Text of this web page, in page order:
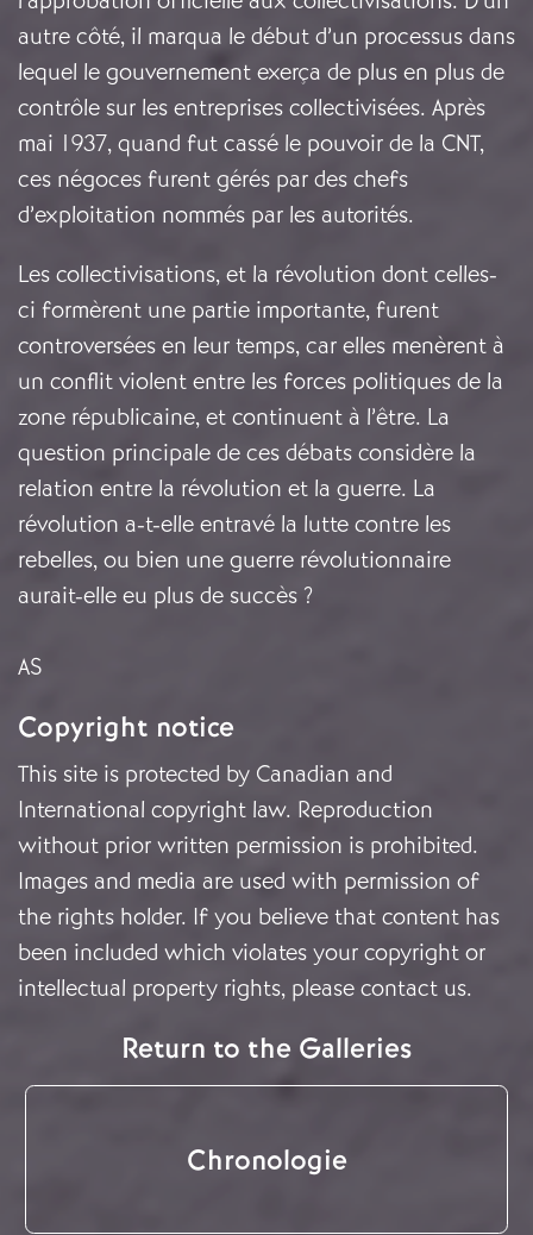
autre côté, il marqua le début d’un processus dans
lequel le gouvernement exerça de plus en plus de
contrôle sur les entreprises collectivisées. Après
mai 1937, quand fut cassé le pouvoir de la CNT,
ces négoces furent gérés par des chefs
d’exploitation nommés par les autorités.
Les collectivisations, et la révolution dont celles-
ci formèrent une partie importante, furent
controversées en leur temps, car elles menèrent à
un conflit violent entre les forces politiques de la
zone républicaine, et continuent à l’être. La
question principale de ces débats considère la
relation entre la révolution et la guerre. La
révolution a-t-elle entravé la lutte contre les
rebelles, ou bien une guerre révolutionnaire
aurait-elle eu plus de succès ?
AS
Copyright notice
This site is protected by Canadian and
International copyright law. Reproduction
without prior written permission is prohibited.
Images and media are used with permission of
the rights holder. If you believe that content has
been included which violates your copyright or
intellectual property rights, please contact us.
Return to the Galleries
Chronologie